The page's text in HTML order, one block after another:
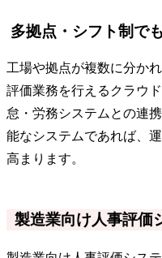
多拠点・シフト制で
工場や拠点が複数に分か
評価業務を行えるクラウ
怠・労務システムとの連
能なシステムであれば、
高まります。
製造業向け人事評価